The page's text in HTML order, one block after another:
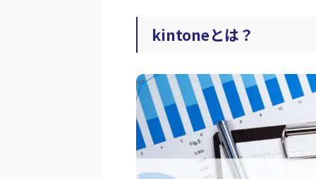
kintoneとは？